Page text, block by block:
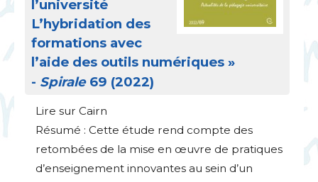
l’université
L’hybridation des
formations avec
l’aide des outils numériques »
- Spirale69 (2022)
Lire sur Cairn
Résumé : Cette étude rend compte des
retombées de la mise en œuvre de pratiques
d’enseignement innovantes au sein d’un